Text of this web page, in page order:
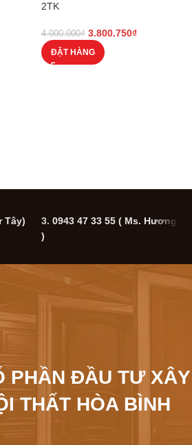
2TK
4.000.000₫ 3.800.750₫
ĐẶT HÀNG
Tây) 3. 0943 47 33 55 ( Ms. Hương
)
PHẦN ĐẦU TƯ XÂY
THẤT HÒA BÌNH